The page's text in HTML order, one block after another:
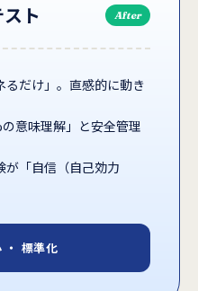
ト After
るだけ」。直感的に動き
意味理解」と安全管理
が「自信（自己効力
・ 標準化